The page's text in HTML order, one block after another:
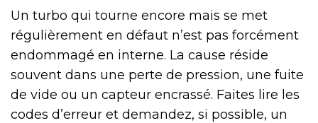
Un turbo qui tourne encore mais se met
régulièrement en défaut n’est pas forcément
endommagé en interne. La cause réside
souvent dans une perte de pression, une fuite
de vide ou un capteur encrassé. Faites lire les
codes d’erreur et demandez, si possible, un